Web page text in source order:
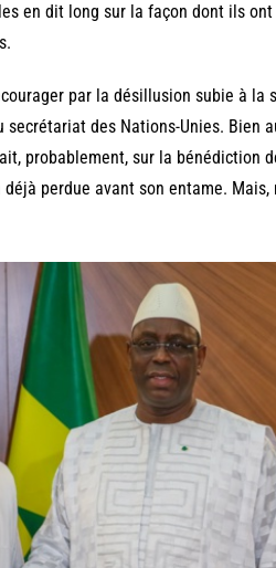
en dit long sur la façon dont ils
par la désillusion subie à la
secrétariat des Nations-Unies. Bien
probablement, sur la bénédiction
perdue avant son entame.